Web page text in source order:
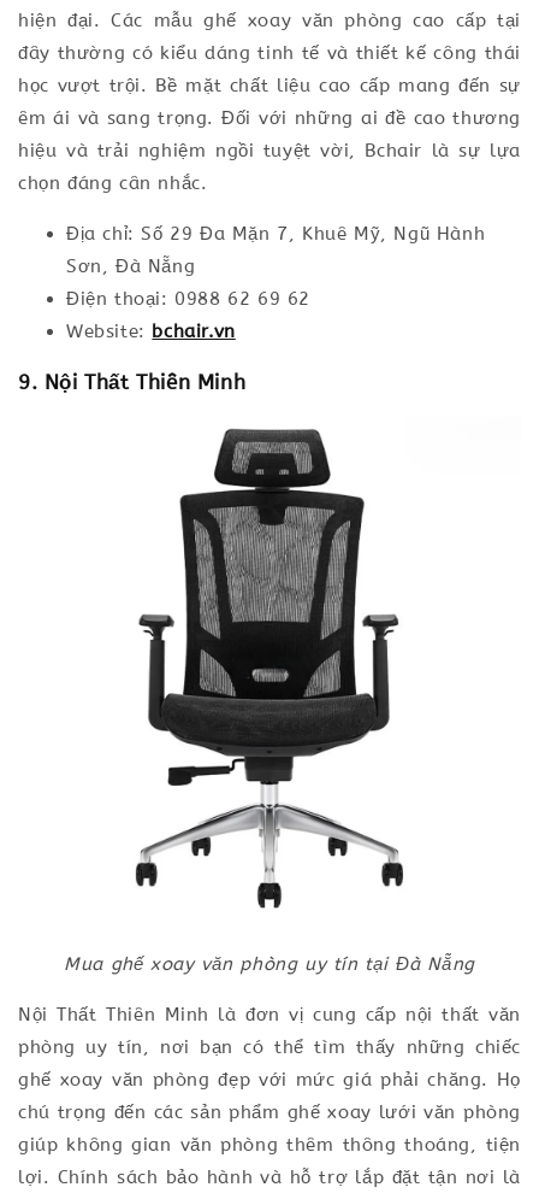
hiện đại. Các mẫu ghế xoay văn phòng cao cấp tại
đây thường có kiểu dáng tinh tế và thiết kế công thái
học vượt trội. Bề mặt chất liệu cao cấp mang đến sự
êm ái và sang trọng. Đối với những ai đề cao thương
hiệu và trải nghiệm ngồi tuyệt vời, Bchair là sự lựa
chọn đáng cân nhắc.
Địa chỉ: Số 29 Đa Mặn 7, Khuê Mỹ, Ngũ Hành
Sơn, Đà Nẵng
Điện thoại: 0988 62 69 62
Website: bchair.vn
9. Nội Thất Thiên Minh
Mua ghế xoay văn phòng uy tín tại Đà Nẵng
Nội Thất Thiên Minh là đơn vị cung cấp nội thất văn
phòng uy tín, nơi bạn có thể tìm thấy những chiếc
ghế xoay văn phòng đẹp với mức giá phải chăng. Họ
chú trọng đến các sản phẩm ghế xoay lưới văn phòng
giúp không gian văn phòng thêm thông thoáng, tiện
lợi. Chính sách bảo hành và hỗ trợ lắp đặt tận nơi là